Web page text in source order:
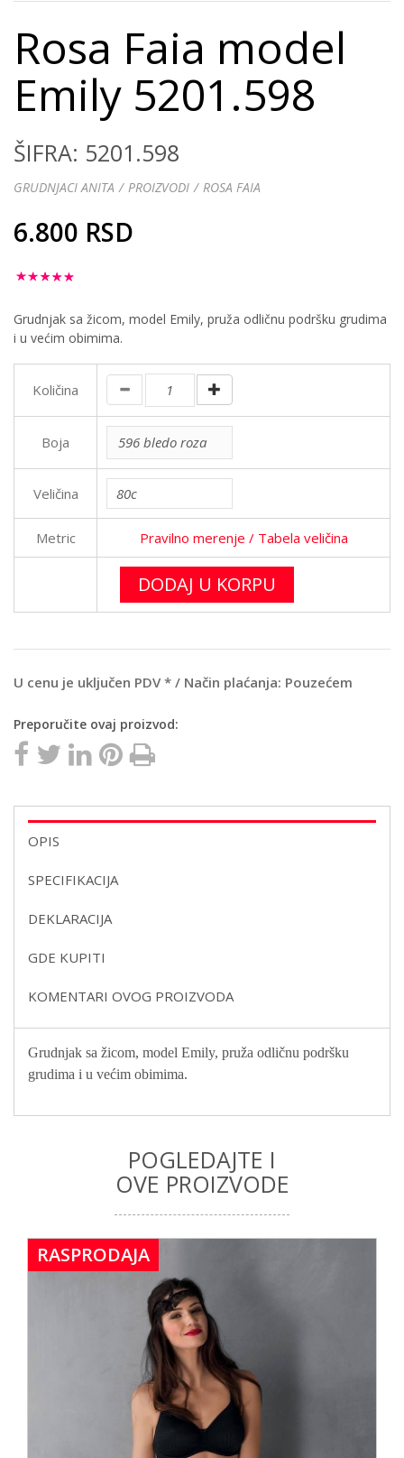
Rosa Faia model
Emily 5201.598
ŠIFRA: 5201.598
GRUDNJACI ANITA PROIZVODI ROSA FAIA
6.800 RSD
Grudnjak sa žicom, model Emily, pruža odličnu podršku grudima
i u većim obimima.
Količina
Boja
Veličina
Metric Pravilno merenje / Tabela veličina
DODAJ U KORPU
U cenu je uključen PDV * / Način plaćanja: Pouzećem
Preporučite ovaj proizvod:
OPIS
SPECIFIKACIJA
DEKLARACIJA
GDE KUPITI
KOMENTARI OVOG PROIZVODA
Grudnjak sa žicom, model Emily, pruža odličnu podršku
grudima i u većim obimima.
POGLEDAJTE I
OVE PROIZVODE
RASPRODAJA